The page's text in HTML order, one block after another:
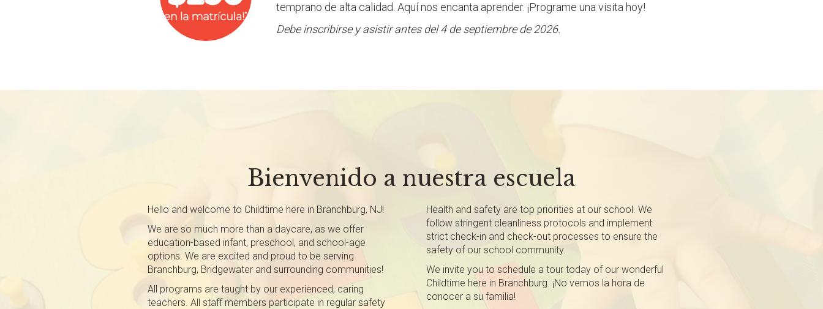
temprano de alta calidad. Aquí nos encanta aprender. ¡Programe una visita hoy!
Debe inscribirse y asistir antes del 4 de septiembre de 2026.
Bienvenido a nuestra escuela
Hello and welcome to Childtime here in Branchburg, NJ!
We are so much more than a daycare, as we offer
education-based infant, preschool, and school-age
options. We are excited and proud to be serving
Branchburg, Bridgewater and surrounding communities!
All programs are taught by our experienced, caring
teachers. All staff members participate in regular safety
Health and safety are top priorities at our school. We
follow stringent cleanliness protocols and implement
strict check-in and check-out processes to ensure the
safety of our school community.
We invite you to schedule a tour today of our wonderful
Childtime here in Branchburg. ¡No vemos la hora de
conocer a su familia!